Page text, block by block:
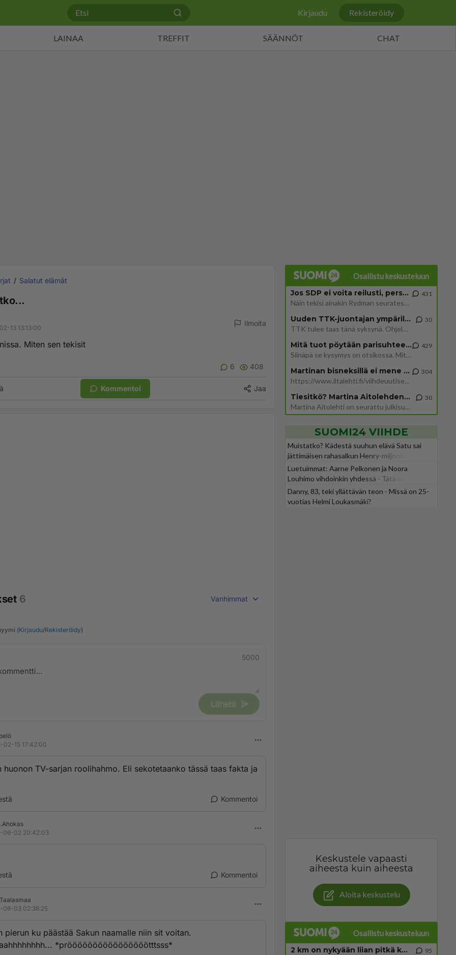
Kirjaudu Rekisteröidy
LAINAA TREFFIT SÄÄNNÖT CHAT
Salatut elämät
13 13:13:00
Ilmoita
Miten sen tekisit
6 408
Kommentoi Jaa
6 Vanhimmat
(Kirjaudu/Rekisteröidy)
5000
Lähetä
02-15 17:42:00
huonon TV-sarjan roolihahmo. Eli sekotetaanko tässä taas fakta ja
Kommentoi
06-02 20:42:03
Kommentoi
06-03 02:38:25
pierun ku päästää Sakun naamalle niin sit voitan.
*pröööööööööööööööötttsss*
Osallistu keskusteluun
Jos SDP ei voita reilusti, persut kumoavat demokratian Suomesta
Näin tekisi ainakin Rydman seuratessaan idolinsa Trumpin mallia https://www.is.fi/politiikka/art-2000012187244.html
431
Uuden TTK-juontajan ympärillä epätietoisuus sakenee - Nyt MTV hämmentää soppaa
TTK tulee taas tänä syksynä. Ohjelman uudet tähtioppilaat julkistetaan torstaina 6. elokuuta klo 14 alkavassa lehdistö
30
Mitä tuot pöytään parisuhteessa?
Siinäpä se kysymys on otsikossa. Mitäpä siis tuot/toisit pöytään parisuhteessa? Oletko mies vai nainen? Koetko sen mitä
429
Martinan bisneksillä ei mene hyvin
https://www.iltalehti.fi/viihdeuutiset/a/c46da6ab-340f-4790-aaa7-0865eed2336 Yrityksen konkurssihakemus on tullut kärä
304
Tiesitkö? Martina Aitolehden isäpuoli on tämä suosittu laulaja
Martina Aitolehti on seurattu julkisuuden henkilö. Lähipiiriin mahtuu muitakin tunnettuja henkilöitä. Tiesitkö, että Ma
30
SUOMI24 VIIHDE
Muistatko? Kädestä suuhun elävä Satu sai
jättimäisen rahasalkun Henry-miljonääriltä
Luetuimmat: Aarne Pelkonen ja Noora
Louhimo vihdoinkin yhdessä - Tätä moni jo
odotti
Danny, 83, teki yllättävän teon - Missä on 25-
vuotias Helmi Loukasmäki?
Keskustele vapaasti
aiheesta kuin aiheesta
Aloita keskustelu
Osallistu keskusteluun
2 km on nykyään liian pitkä koulumatka
95